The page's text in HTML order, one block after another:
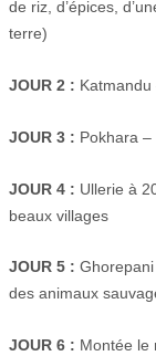
de riz, d’épices,
terre)
JOUR 2 :
JOUR 3 : Pokhara
JOUR 4 : Ullerie à
beaux villages
JOUR 5 :
des animaux
JOUR 6 : Montée le